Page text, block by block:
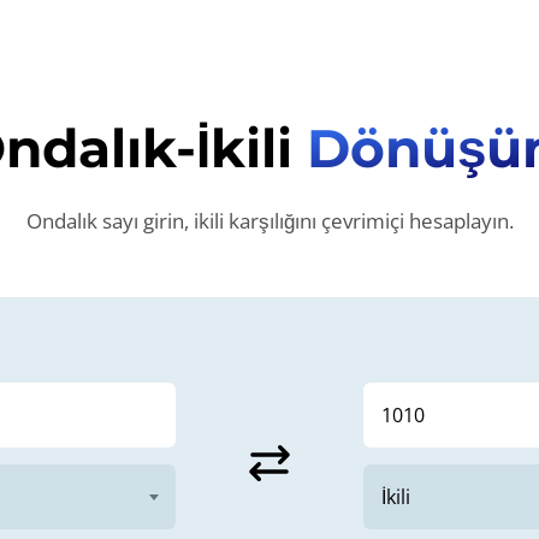
İkili
Ondalık sayı girin, ikili karşılığını çevrimiçi hesaplayın.
sync_alt